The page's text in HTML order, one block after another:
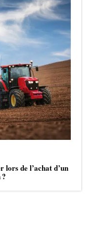
lors de l’achat d’un